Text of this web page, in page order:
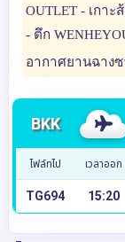
OUTLET - เกา
- ตึก
อากาศยานฉาง
BKK
ไฟล์ทไป เวลาออก
TG694 15:20